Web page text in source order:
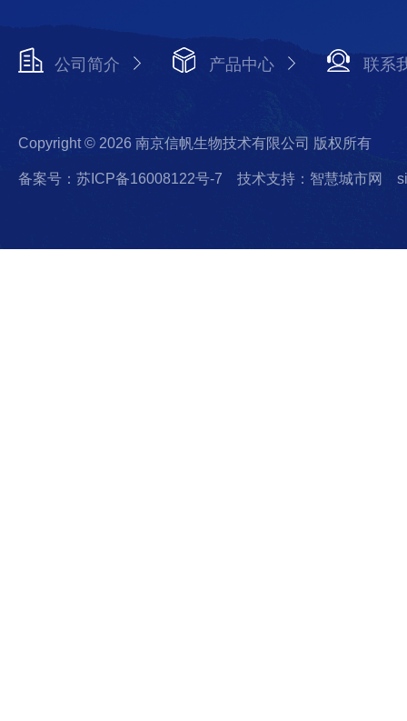
公司简介 产品中心 联系
Copyright © 2026 南京信帆生物技术有限公司 版权所有
备案号：苏ICP备16008122号-7 技术支持：智慧城市网